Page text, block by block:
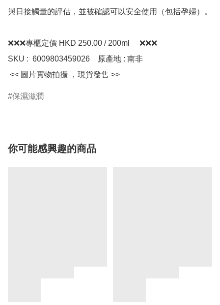
與日接觸量的評估，並被確認可以安全使用（包括孕婦）。
❌❌❌專櫃定價 HKD 250.00 / 200ml     ❌❌❌
SKU :  6009803459026    原產地 : 南非
<< 圖片實物拍攝 ，現貨發售 >>
保濕滋潤
你可能感興趣的商品